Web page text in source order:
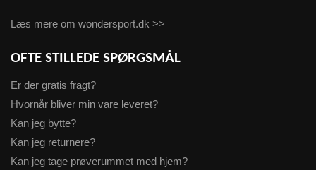
Læs mere om wondersport.dk >>
OFTE STILLEDE SPØRGSMÅL
Er der gratis fragt?
Hvornår bliver min vare leveret?
Kan jeg bytte?
Kan jeg returnere?
Kan jeg tage prøverummet med hjem?